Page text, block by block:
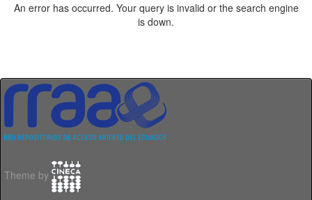
An error has occurred. Your query is invalid or the search engine
is down.
Theme by